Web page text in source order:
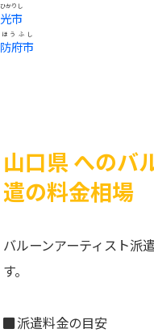
光市
ひかりし
防府市
ほうふし
山口県 へのバ
遣の料金相場
バルーンアーティスト派
す。
派遣料金の目安